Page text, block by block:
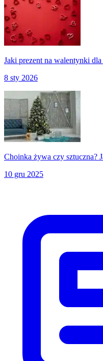
Jaki prezent na walentynki
8 sty 2026
Choinka żywa czy sztuczna?
10 gru 2025